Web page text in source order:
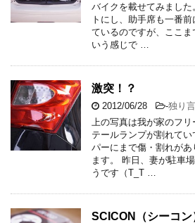
バイクを載せてみまし
トにし、助手席も一番
ているのですが、ここ
いう感じで …
激突！？
2012/06/28 -独り言
上の写真は我が家のフ
テールランプが割れて
パーにまで傷・割れが
ます。 昨日、妻が駐車
うです（T_T …
SCICON（シーコ